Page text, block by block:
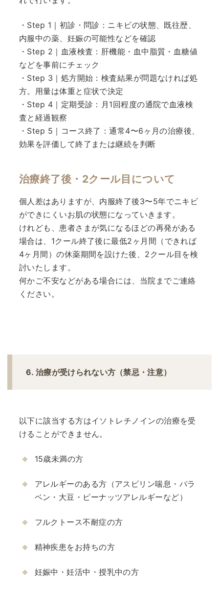
・Step 1｜初診・問診：ニキビの状態、既往歴、
内服中の薬、妊娠の可能性などを確認
・Step 2｜血液検査：肝機能・血中脂質・血糖値
などを事前にチェック
・Step 3｜処方開始：検査結果が問題なければ処
方。用量は体重と症状で決定
・Step 4｜定期受診：月1回程度の通院で血液検
査と経過観察
・Step 5｜コース終了：通常4〜6ヶ月の治療後、
効果を評価して終了または継続を判断
治療終了後・2クール目について
個人差はありますが、内服終了後3〜5年でニキビ
ができにくいお肌の状態になっていきます。
けれども、患者さまが気になるほどの再発がある
場合は、1クール終了後に最低2ヶ月間（できれば
4ヶ月間）の休薬期間を設けた後、2クール目を検
討いたします。
何かご不安などがある場合には、当院までご連絡
ください。
6. 治療が受けられない方（禁忌・注意）
以下に該当する方はイソトレチノインの治療を受
けることができません。
15歳未満の方
アレルギーのある方（アスピリン喘息・パラ
ベン・大豆・ピーナッツアレルギーなど）
フルクトース不耐症の方
精神疾患をお持ちの方
妊娠中・妊活中・授乳中の方